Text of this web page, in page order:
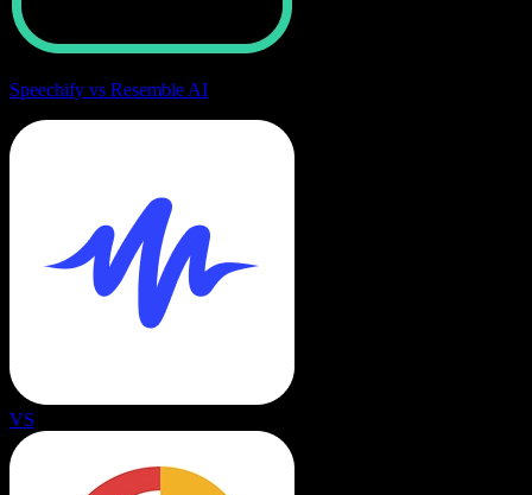
Speechify vs Resemble AI
VS